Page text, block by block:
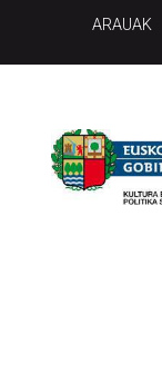
ARAUAK